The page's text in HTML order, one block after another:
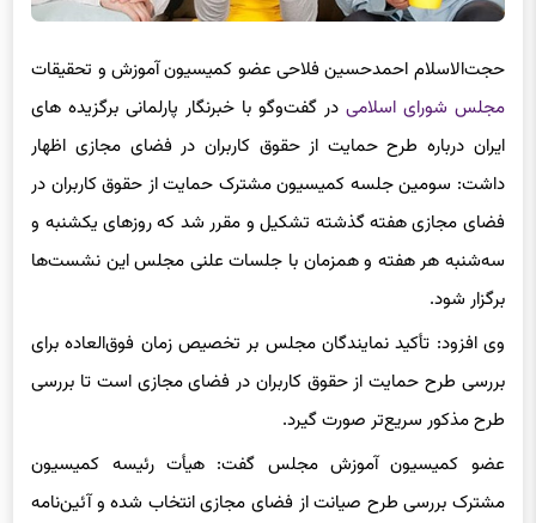
حجت‌الاسلام احمدحسین فلاحی عضو کمیسیون آموزش و تحقیقات
مجلس شورای اسلامیدر گفت‌وگو با خبرنگار پارلمانی برگزیده های
ایران درباره طرح حمایت از حقوق کاربران در فضای مجازی اظهار
داشت: سومین جلسه کمیسیون مشترک حمایت از حقوق کاربران در
فضای مجازی هفته گذشته تشکیل و مقرر شد که روزهای یکشنبه و
سه‌شنبه هر هفته و همزمان با جلسات علنی مجلس این نشست‌ها
برگزار شود.
وی افزود: تأکید نمایندگان مجلس بر تخصیص زمان فوق‌العاده برای
بررسی طرح حمایت از حقوق کاربران در فضای مجازی است تا بررسی
طرح مذکور سریع‌تر صورت گیرد.
عضو کمیسیون آموزش مجلس گفت: هیأت رئیسه کمیسیون